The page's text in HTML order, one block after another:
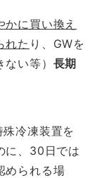
かに買い換え
れた り、GWを
い等） 長期
冷凍装置を
に、30日では
められる場